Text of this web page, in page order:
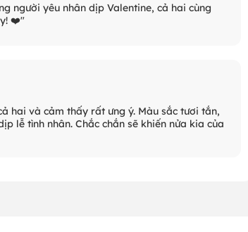
người yêu nhân dịp Valentine, cả hai cùng
❤️"
hai và cảm thấy rất ưng ý. Màu sắc tươi tắn,
lễ tình nhân. Chắc chắn sẽ khiến nửa kia của